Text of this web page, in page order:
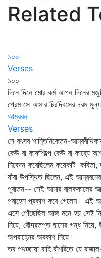
Related
১০০
Verses
১০০
দিনে দিনে মোর কর্ম আপন দিনের
প্রেম সে আমার চিরদিবসের চরম
আম্রবন
Verses
সে বৎসর শান্তিনিকেতন-
কেউ বা কারুশিল্পে কেউ বা
নিবেদন করেছিলেম কয়েকটি
যাঁরা উপস্থিত ছিলেন, এই
পুরাতন-- সেই আমার বালককালের
পরাহ্নে প্রকাশ করে গেলেম। এই
এসে পোঁছেছিল আজ মনে হয় সেই
নিয়ে, রৌদ্রতপ্ত ঘাসের গন্ধ নিয়ে,
অপরাহ্নের অবকাশ নিয়ে।
তব পথচ্ছায়া বাহি বাঁশরিতে যে